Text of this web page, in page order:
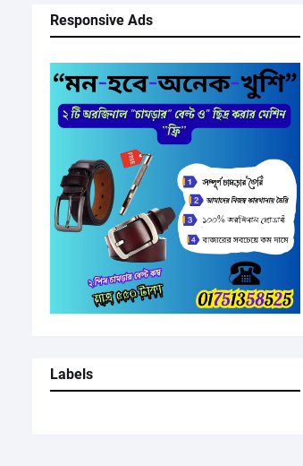
Responsive Ads
Labels